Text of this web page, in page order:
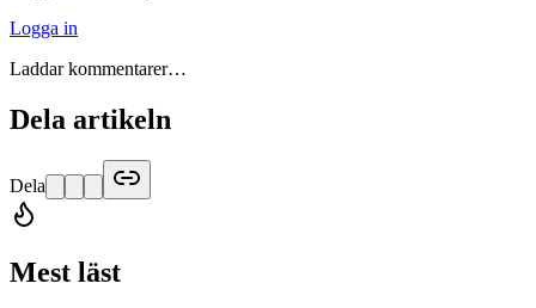
Logga in
Laddar kommentarer…
Dela artikeln
Dela
Mest läst